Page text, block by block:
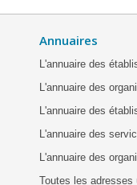
Annuaires
L'annuaire des
L'annuaire des
L'annuaire des
L'annuaire des
L'annuaire des
Toutes les adresses